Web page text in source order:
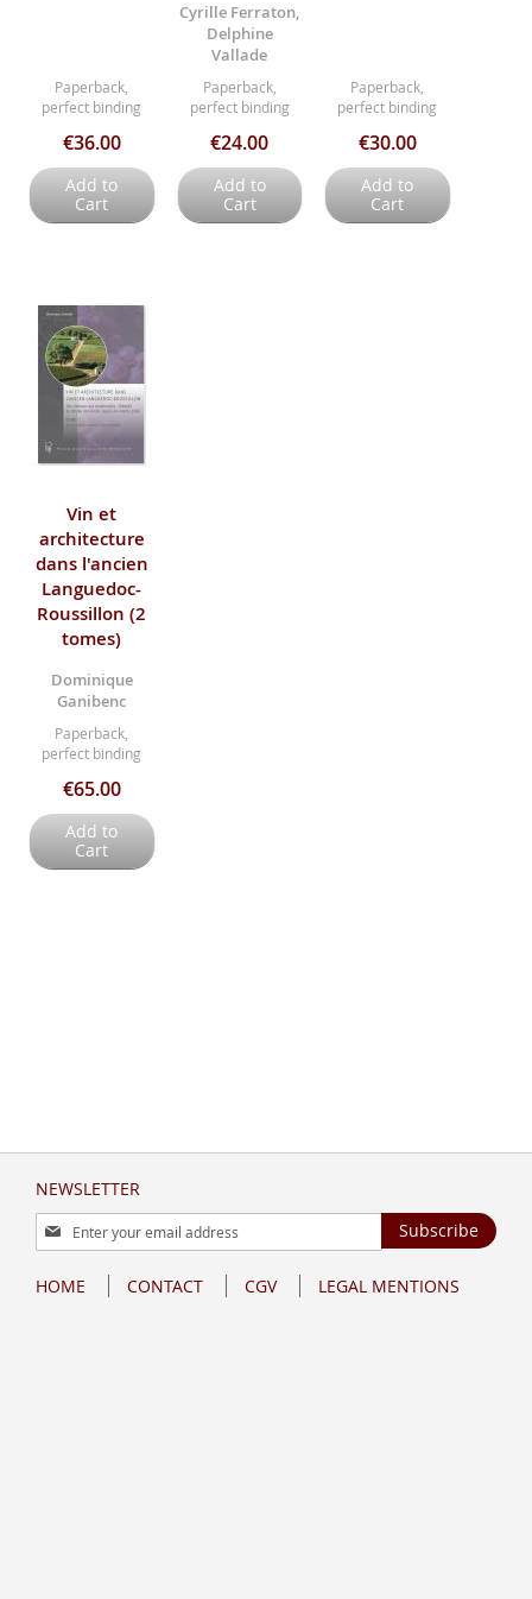
Paperback,
perfect binding
€36.00
Add to
Cart
Cyrille Ferraton,
Delphine
Vallade
Paperback,
perfect binding
€24.00
Add to
Cart
Paperback,
perfect binding
€30.00
Add to
Cart
Vin et
architecture
dans l'ancien
Languedoc-
Roussillon (2
tomes)
Dominique
Ganibenc
Paperback,
perfect binding
€65.00
Add to
Cart
NEWSLETTER
Sign
Up
Our
Subscribe
HOME CONTACT CGV LEGAL MENTIONS